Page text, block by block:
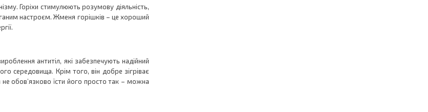
Горіхи стимулюють розумову діяльність,
настроєм. Жменя горішків – це хороший
антитіл, які забезпечують надійний
середовища. Крім того, він добре зігріває
обов’язково їсти його просто так – можна